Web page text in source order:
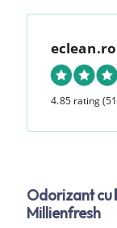
eclean.ro
4.85 rating
Odorizant cu
Millienfresh